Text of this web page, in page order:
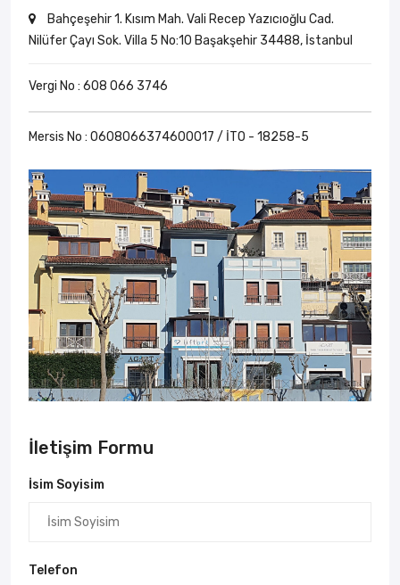
Bahçeşehir 1. Kısım Mah. Vali Recep Yazıcıoğlu Cad.
Nilüfer Çayı Sok. Villa 5 No:10 Başakşehir 34488, İstanbul
Vergi No : 608 066 3746
Mersis No : 0608066374600017 / İTO - 18258-5
İletişim Formu
İsim Soyisim
Telefon